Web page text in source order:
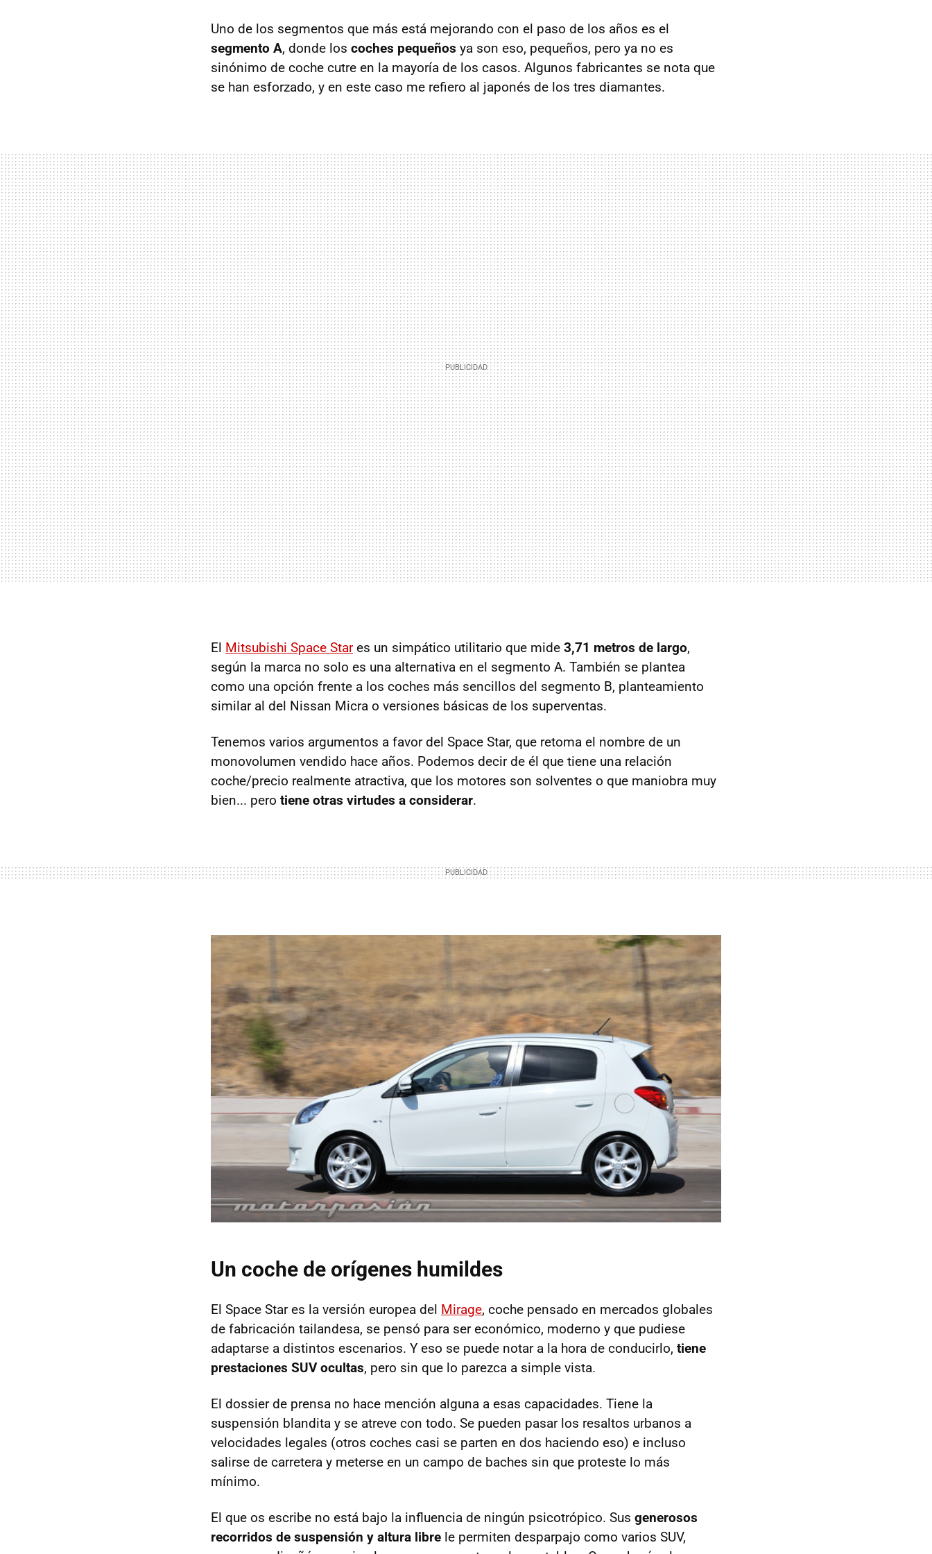
Uno de los segmentos que más está mejorando con el paso de los años es el
segmento A, donde los coches pequeños ya son eso, pequeños, pero ya no es
sinónimo de coche cutre en la mayoría de los casos. Algunos fabricantes se nota que
se han esforzado, y en este caso me refiero al japonés de los tres diamantes.
El Mitsubishi Space Stares un simpático utilitario que mide 3,71 metros de largo,
según la marca no solo es una alternativa en el segmento A. También se plantea
como una opción frente a los coches más sencillos del segmento B, planteamiento
similar al del Nissan Micra o versiones básicas de los superventas.
Tenemos varios argumentos a favor del Space Star, que retoma el nombre de un
monovolumen vendido hace años. Podemos decir de él que tiene una relación
coche/precio realmente atractiva, que los motores son solventes o que maniobra muy
bien... pero tiene otras virtudes a considerar.
Un coche de orígenes humildes
El Space Star es la versión europea del Mirage, coche pensado en mercados globales
de fabricación tailandesa, se pensó para ser económico, moderno y que pudiese
adaptarse a distintos escenarios. Y eso se puede notar a la hora de conducirlo, tiene
prestaciones SUV ocultas, pero sin que lo parezca a simple vista.
El dossier de prensa no hace mención alguna a esas capacidades. Tiene la
suspensión blandita y se atreve con todo. Se pueden pasar los resaltos urbanos a
velocidades legales (otros coches casi se parten en dos haciendo eso) e incluso
salirse de carretera y meterse en un campo de baches sin que proteste lo más
mínimo.
El que os escribe no está bajo la influencia de ningún psicotrópico. Sus generosos
recorridos de suspensión y altura libre le permiten desparpajo como varios SUV,